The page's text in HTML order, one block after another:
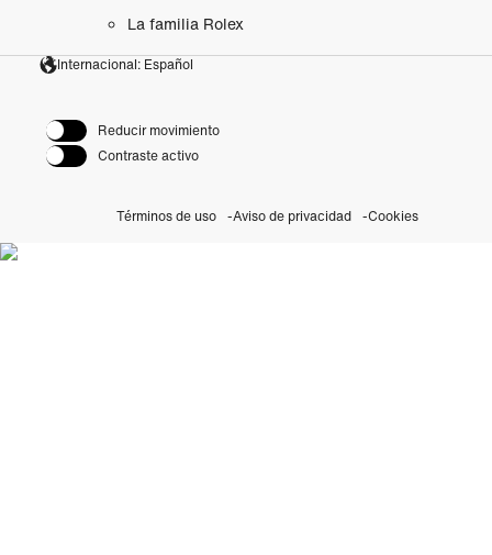
La familia Rolex
Internacional: Español
Reducir movimiento
Contraste activo
Términos de uso Aviso de privacidad Cookies